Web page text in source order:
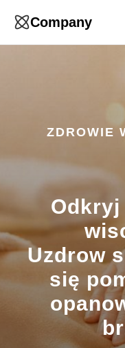
Company
ZDROWIE
Odkryj
Uzdrow
się